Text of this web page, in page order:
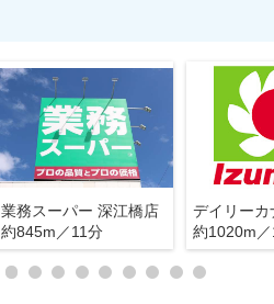
業務スーパー 深江橋店
約845m／11分
約1020m